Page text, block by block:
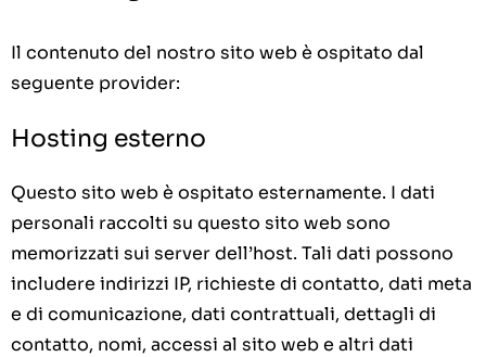
Il contenuto del nostro sito web è ospitato dal
seguente provider:
Hosting esterno
Questo sito web è ospitato esternamente. I dati
personali raccolti su questo sito web sono
memorizzati sui server dell’host. Tali dati possono
includere indirizzi IP, richieste di contatto, dati meta
e di comunicazione, dati contrattuali, dettagli di
contatto, nomi, accessi al sito web e altri dati